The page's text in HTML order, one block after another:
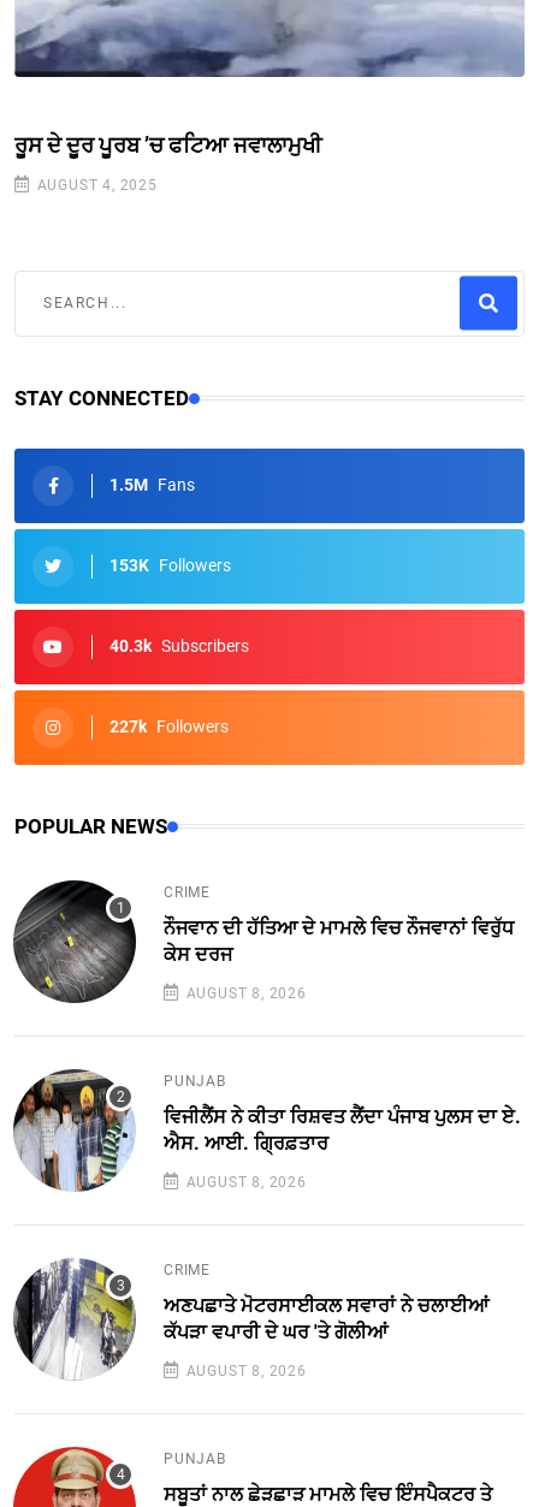
ਰੂਸ ਦੇ ਦੂਰ ਪੂਰਬ ’ਚ ਫਟਿਆ ਜਵਾਲਾਮੁਖੀ
AUGUST 4, 2025
STAY CONNECTED
1.5M Fans
153K Followers
40.3k Subscribers
227k Followers
POPULAR NEWS
CRIME
ਨੌਜਵਾਨ ਦੀ ਹੱਤਿਆ ਦੇ ਮਾਮਲੇ ਵਿਚ ਨੌਜਵਾਨਾਂ ਵਿਰੁੱਧ
ਕੇਸ ਦਰਜ
AUGUST 8, 2026
PUNJAB
ਵਿਜੀਲੈਂਸ ਨੇ ਕੀਤਾ ਰਿਸ਼ਵਤ ਲੈਂਦਾ ਪੰਜਾਬ ਪੁਲਸ ਦਾ ਏ.
ਐਸ. ਆਈ. ਗ੍ਰਿਫ਼ਤਾਰ
AUGUST 8, 2026
CRIME
ਅਣਪਛਾਤੇ ਮੋਟਰਸਾਈਕਲ ਸਵਾਰਾਂ ਨੇ ਚਲਾਈਆਂ
ਕੱਪੜਾ ਵਪਾਰੀ ਦੇ ਘਰ 'ਤੇ ਗੋਲੀਆਂ
AUGUST 8, 2026
PUNJAB
ਸਬੂਤਾਂ ਨਾਲ ਛੇੜਛਾੜ ਮਾਮਲੇ ਵਿਚ ਇੰਸਪੈਕਟਰ ਤੇ